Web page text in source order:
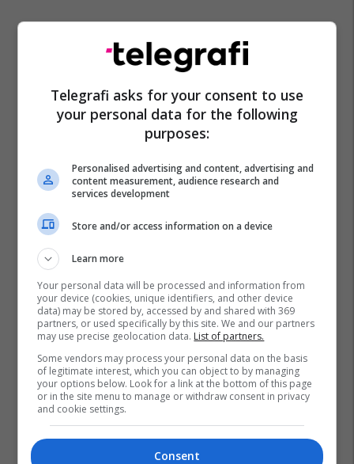
Atalanta Gianluca Scamacca
Liverpool
Telegrafi asks for your consent to use
your personal data for the following
purposes:
Personalised advertising and content, advertising and
content measurement, audience research and
services development
Store and/or access information on a device
Learn more
Your personal data will be processed and information from
your device (cookies, unique identifiers, and other device
data) may be stored by, accessed by and shared with 369
partners, or used specifically by this site. We and our partners
may use precise geolocation data. List of partners.
Some vendors may process your personal data on the basis
of legitimate interest, which you can object to by managing
your options below. Look for a link at the bottom of this page
or in the site menu to manage or withdraw consent in privacy
and cookie settings.
Consent